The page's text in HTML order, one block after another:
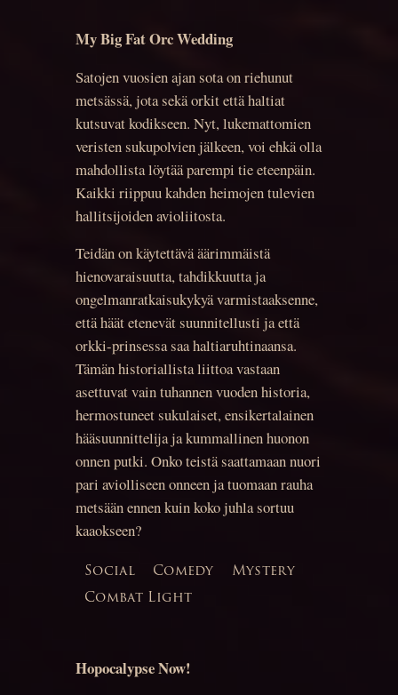
My Big Fat Orc Wedding
Satojen vuosien ajan sota on riehunut
metsässä, jota sekä orkit että haltiat
kutsuvat kodikseen. Nyt, lukemattomien
veristen sukupolvien jälkeen, voi ehkä olla
mahdollista löytää parempi tie eteenpäin.
Kaikki riippuu kahden heimojen tulevien
hallitsijoiden avioliitosta.
Teidän on käytettävä äärimmäistä
hienovaraisuutta, tahdikkuutta ja
ongelmanratkaisukykyä varmistaaksenne,
että häät etenevät suunnitellusti ja että
orkki-prinsessa saa haltiaruhtinaansa.
Tämän historiallista liittoa vastaan
asettuvat vain tuhannen vuoden historia,
hermostuneet sukulaiset, ensikertalainen
hääsuunnittelija ja kummallinen huonon
onnen putki. Onko teistä saattamaan nuori
pari aviolliseen onneen ja tuomaan rauha
metsään ennen kuin koko juhla sortuu
kaaokseen?
Social Comedy
Mystery
Combat Light
Hopocalypse Now!